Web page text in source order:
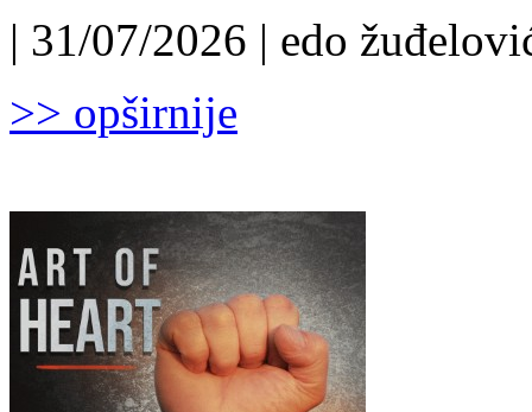
| 31/07/2026 | edo
>> opširnije